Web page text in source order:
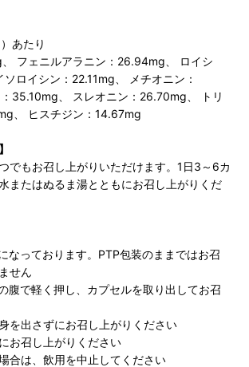
あたり
フェニルアラニン：26.94mg、 ロイシ
ロイシン：22.11mg、 メチオニン：
35.10mg、 スレオニン：26.70mg、 トリ
、 ヒスチジン：14.67mg
でもお召し上がりいただけます。1日3～6カ
またはぬるま湯とともにお召し上がりくだ
なっております。PTP包装のままではお召
せん
腹で軽く押し、カプセルを取り出してお召
を出さずにお召し上がりください
お召し上がりください
合は、飲用を中止してください